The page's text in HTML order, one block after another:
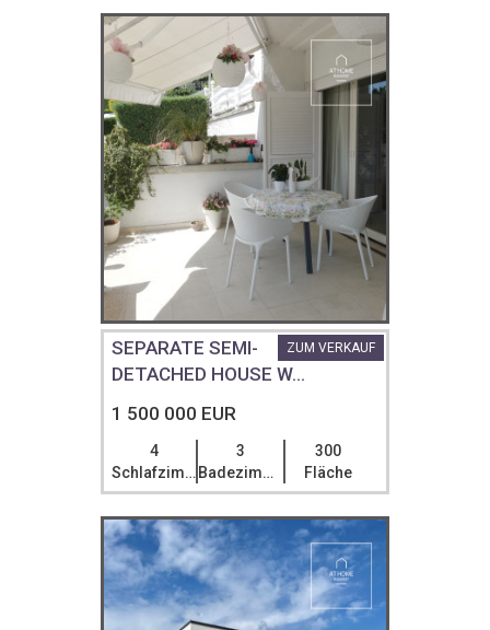
ZUM VERKAUF
SEPARATE SEMI-
DETACHED HOUSE W...
1 500 000 EUR
4
Schlafzimmer
3
Badezimmer
300
Fläche